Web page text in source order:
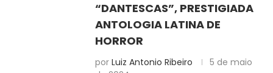
“DANTESCAS”, PRESTIGIADA
ANTOLOGIA LATINA DE
HORROR
por Luiz Antonio Ribeiro
5 de maio